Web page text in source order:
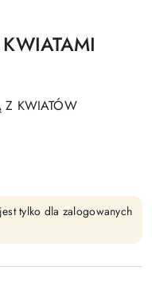
Z KWIATÓW
tylko dla zalogowanych